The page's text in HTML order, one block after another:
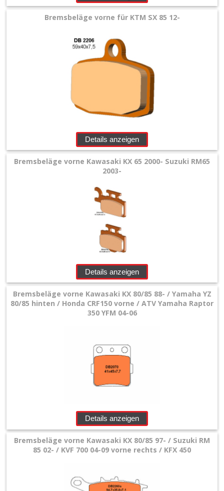
Bremsbeläge vorne für KTM SX 85 12-
Details anzeigen
Bremsbeläge vorne Kawasaki KX 65 2000- Suzuki RM65
2003-
Details anzeigen
Bremsbeläge vorne Kawasaki KX 80/85 88- / Yamaha YZ
80/85 hinten / Honda CRF150 vorne / ATV Yamaha Raptor
350 YFM 04-06
Details anzeigen
Bremsbeläge vorne Kawasaki KX 80/85 97- / Suzuki RM
85 02- / KVF 700 04-09 vorne rechts / KFX 450